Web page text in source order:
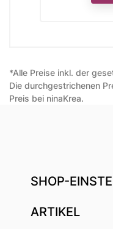
*Alle Preise inkl. der
Die durchgestrichenen
Preis bei ninaKrea.
SHOP-
ARTIKEL